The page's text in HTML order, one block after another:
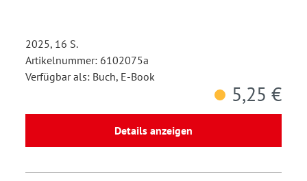
2025, 16 S.
Artikelnummer: 6102075a
Verfügbar als: Buch, E-Book
5,25 €
Details anzeigen